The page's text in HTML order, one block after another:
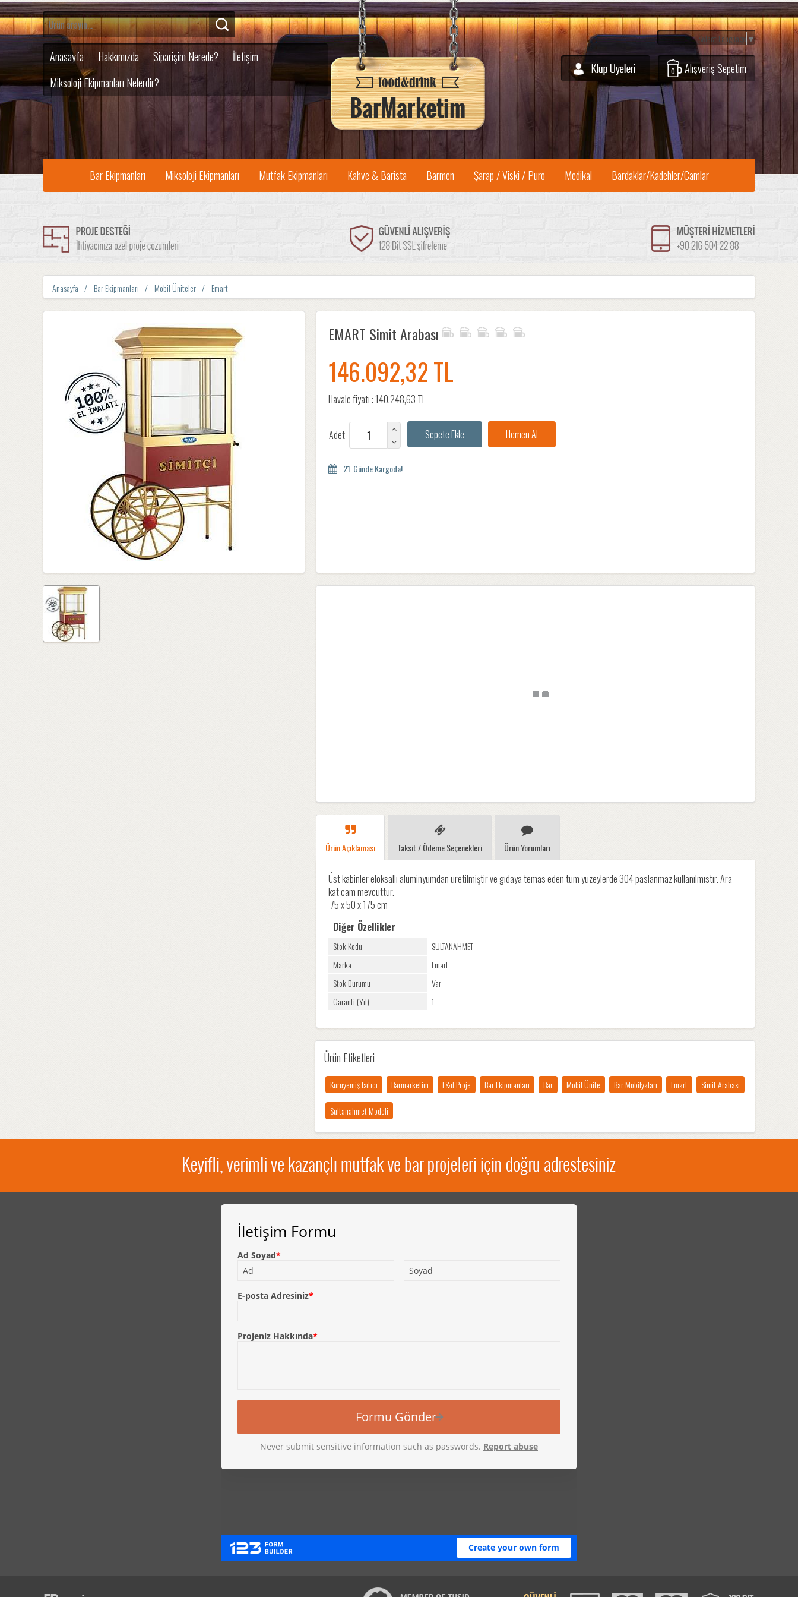
Anasayfa Hakkımızda Siparişim Nerede?
İletişim
Miksoloji Ekipmanları Nelerdir?
Alışveriş Sepetim
0
Select Language ▼
Bar Ekipmanları Miksoloji Ekipmanları Mutfak Ekipmanları Kahve & Barista Barmen Şarap / Viski / Puro Medikal Bardaklar/Kadehler/Camlar
Anasayfa Bar Ekipmanları Mobil Üniteler Emart
EMART Simit Arabası
146.092,32 TL
Havale fiyatı : 140.248,63 TL
Adet
21
Ürün Açıklaması Taksit / Ödeme Seçenekleri Ürün Yorumları
Üst kabinler eloksallı aluminyumdan üretilmiştir ve gıdaya temas eden tüm yüzeylerde 304 paslanmaz kullanılmıstır. Ara
kat cam mevcuttur.
75 x 50 x 175 cm
Diğer Özellikler
Stok Kodu
SULTANAHMET
Marka
Emart
Stok Durumu
Var
Garanti (Yıl)
1
Ürün Etiketleri
Kuruyemiş Isıtıcı Barmarketim F&d Proje Bar Ekipmanları Bar Mobil Ünite Bar Mobilyaları Emart Simit Arabası
Sultanahmet Modeli